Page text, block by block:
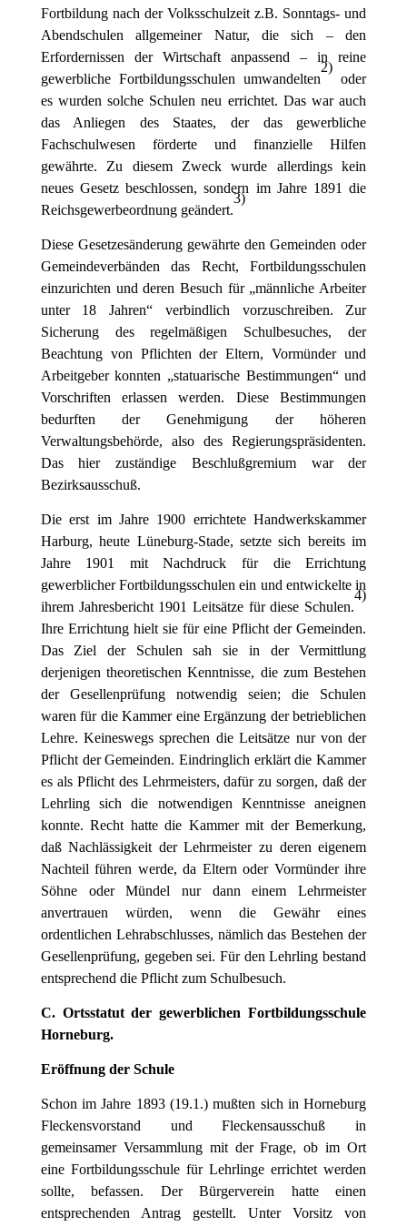
Fortbildung nach der Volksschulzeit z.B. Sonntags- und
Abendschulen allgemeiner Natur, die sich – den
Erfordernissen der Wirtschaft anpassend – in reine
gewerbliche Fortbildungsschulen umwandelten
2)
oder
es wurden solche Schulen neu errichtet. Das war auch
das Anliegen des Staates, der das gewerbliche
Fachschulwesen förderte und finanzielle Hilfen
gewährte. Zu diesem Zweck wurde allerdings kein
neues Gesetz beschlossen, sondern im Jahre 1891 die
Reichsgewerbeordnung geändert.
3)
Diese Gesetzesänderung gewährte den Gemeinden oder
Gemeindeverbänden das Recht, Fortbildungsschulen
einzurichten und deren Besuch für „männliche Arbeiter
unter 18 Jahren“ verbindlich vorzuschreiben. Zur
Sicherung des regelmäßigen Schulbesuches, der
Beachtung von Pflichten der Eltern, Vormünder und
Arbeitgeber konnten „statuarische Bestimmungen“ und
Vorschriften erlassen werden. Diese Bestimmungen
bedurften der Genehmigung der höheren
Verwaltungsbehörde, also des Regierungspräsidenten.
Das hier zuständige Beschlußgremium war der
Bezirksausschuß.
Die erst im Jahre 1900 errichtete Handwerkskammer
Harburg, heute Lüneburg-Stade, setzte sich bereits im
Jahre 1901 mit Nachdruck für die Errichtung
gewerblicher Fortbildungsschulen ein und entwickelte in
ihrem Jahresbericht 1901 Leitsätze für diese Schulen.
4)
Ihre Errichtung hielt sie für eine Pflicht der Gemeinden.
Das Ziel der Schulen sah sie in der Vermittlung
derjenigen theoretischen Kenntnisse, die zum Bestehen
der Gesellenprüfung notwendig seien; die Schulen
waren für die Kammer eine Ergänzung der betrieblichen
Lehre. Keineswegs sprechen die Leitsätze nur von der
Pflicht der Gemeinden. Eindringlich erklärt die Kammer
es als Pflicht des Lehrmeisters, dafür zu sorgen, daß der
Lehrling sich die notwendigen Kenntnisse aneignen
konnte. Recht hatte die Kammer mit der Bemerkung,
daß Nachlässigkeit der Lehrmeister zu deren eigenem
Nachteil führen werde, da Eltern oder Vormünder ihre
Söhne oder Mündel nur dann einem Lehrmeister
anvertrauen würden, wenn die Gewähr eines
ordentlichen Lehrabschlusses, nämlich das Bestehen der
Gesellenprüfung, gegeben sei. Für den Lehrling bestand
entsprechend die Pflicht zum Schulbesuch.
C. Ortsstatut der gewerblichen Fortbildungsschule
Horneburg.
Eröffnung der Schule
Schon im Jahre 1893 (19.1.) mußten sich in Horneburg
Fleckensvorstand und Fleckensausschuß in
gemeinsamer Versammlung mit der Frage, ob im Ort
eine Fortbildungsschule für Lehrlinge errichtet werden
sollte, befassen. Der Bürgerverein hatte einen
entsprechenden Antrag gestellt. Unter Vorsitz von